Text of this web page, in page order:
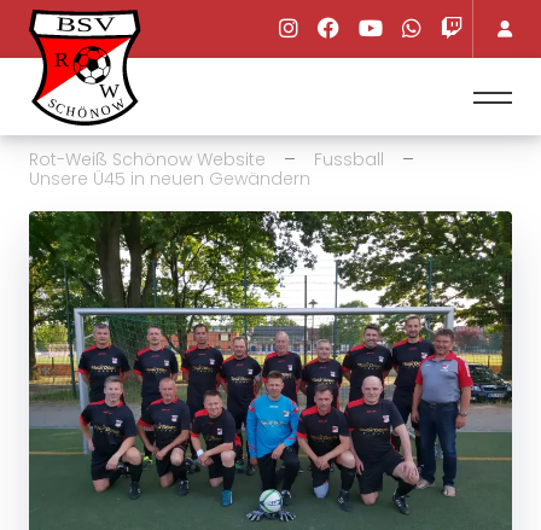
Rot-Weiß Schönow Website
Fussball
Unsere Ü45 in neuen Gewändern